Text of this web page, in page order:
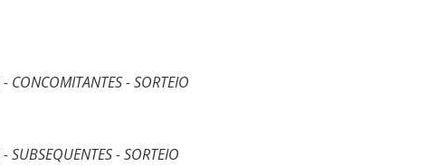
- CONCOMITANTES - SORTEIO
- SUBSEQUENTES - SORTEIO